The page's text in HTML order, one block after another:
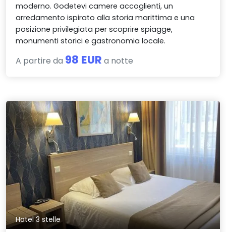
moderno. Godetevi camere accoglienti, un
arredamento ispirato alla storia marittima e una
posizione privilegiata per scoprire spiagge,
monumenti storici e gastronomia locale.
A partire da 98 EUR a notte
Hotel 3 stelle